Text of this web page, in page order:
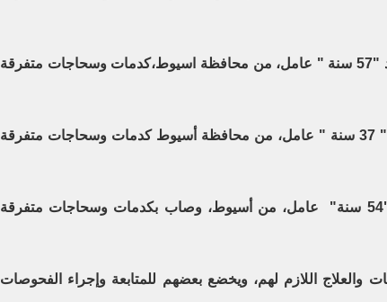
نصير على محمود "57 سنة " عامل، من محافظة اسيوط،كدمات وسحاجات متفرقة
على محمد البدر " 37 سنة " عامل، من محافظة أسيوط كدمات وسحاجات متفرقة
ربيع بدوى على "54 سنة" عامل، من أسيوط، وصاب بكدمات وسحاجات متفرقة
والعلاج اللازم لهم، ويخضع بعضهم للمتابعة وإجراء الفحوصات